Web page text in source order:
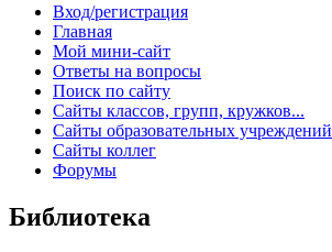
Вход/регистрация
Главная
Мой мини-сайт
Ответы на вопросы
Поиск по сайту
Сайты классов, групп, кружков...
Сайты образовательных учреждений
Сайты коллег
Форумы
Библиотека